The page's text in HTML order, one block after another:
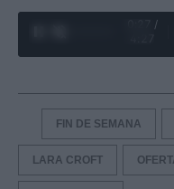
0:28 /
FIN DE SEMANA
LARA CROFT